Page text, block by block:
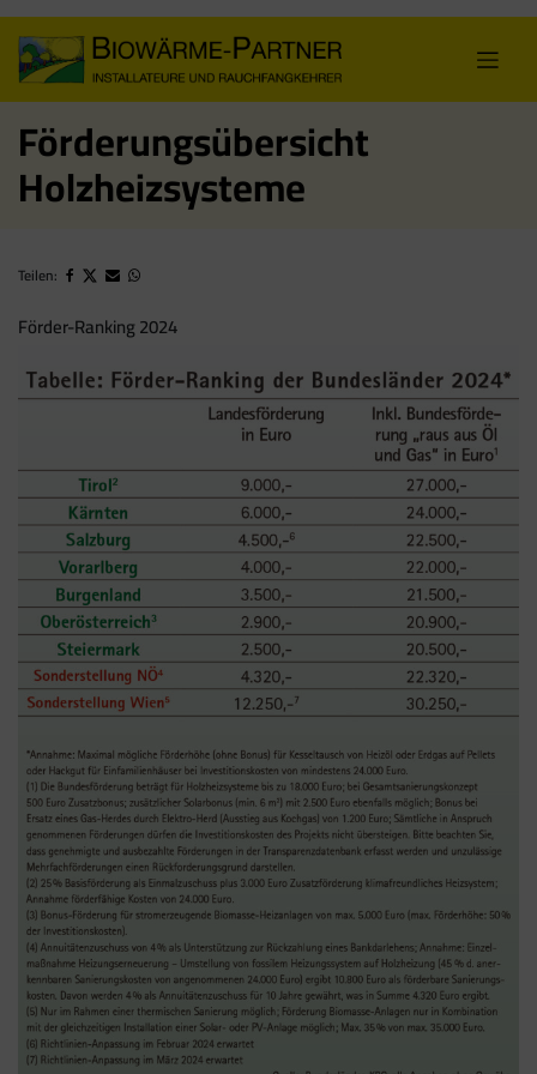
content
Förderungsübersicht
Holzheizsysteme
Teilen:
Förder-Ranking 2024